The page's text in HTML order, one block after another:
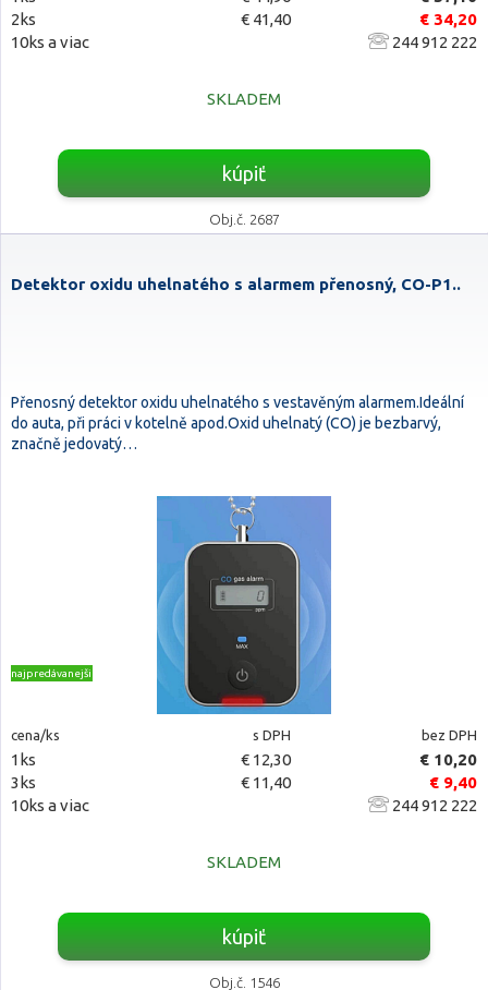
2ks
€ 41,40
€ 34,20
10ks a viac
244 912 222
SKLADEM
kúpiť
Obj.č. 2687
Detektor oxidu uhelnatého s alarmem přenosný, CO-P1..
Přenosný detektor oxidu uhelnatého s vestavěným alarmem.Ideální
do auta, při práci v kotelně apod.Oxid uhelnatý (CO) je bezbarvý,
značně jedovatý…
najpredávanejšie
cena/ks s DPH bez DPH
1ks € 12,30
€ 10,20
3ks
€ 11,40
€ 9,40
10ks a viac
244 912 222
SKLADEM
kúpiť
Obj.č. 1546